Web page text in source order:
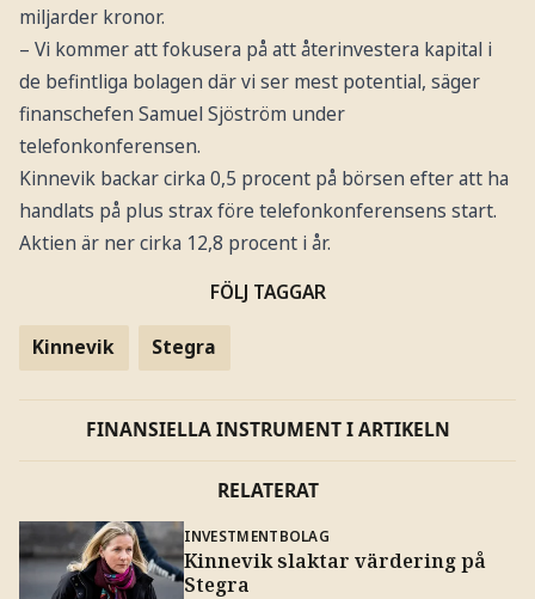
miljarder kronor.
– Vi kommer att fokusera på att återinvestera kapital i
de befintliga bolagen där vi ser mest potential, säger
finanschefen Samuel Sjöström under
telefonkonferensen.
Kinnevik backar cirka 0,5 procent på börsen efter att ha
handlats på plus strax före telefonkonferensens start.
Aktien är ner cirka 12,8 procent i år.
FÖLJ TAGGAR
Kinnevik Stegra
FINANSIELLA INSTRUMENT I ARTIKELN
RELATERAT
INVESTMENTBOLAG
Kinnevik slaktar värdering på
Stegra